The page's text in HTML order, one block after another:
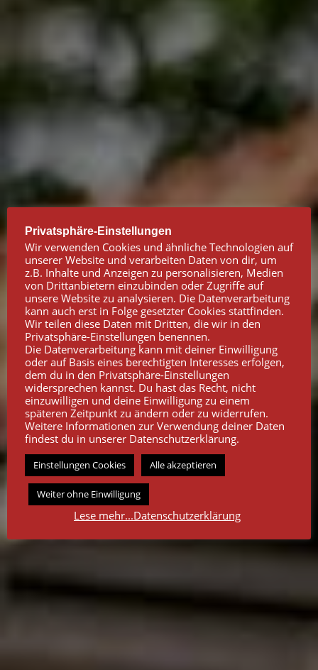
2026 GARTENGESTALTUNG /
GARTENSERVICE
Termin unter Tel. 0170-4876582
Gartenservice, Pflastern und
Hausmeisterservice
Für Privat, Unternehmen und
Wohnungsgenossenschaften
Privatsphäre-Einstellungen
Wir verwenden Cookies und ähnliche Technologien auf
unserer Website und verarbeiten Daten von dir, um
z.B. Inhalte und Anzeigen zu personalisieren, Medien
von Drittanbietern einzubinden oder Zugriffe auf
unsere Website zu analysieren. Die Datenverarbeitung
kann auch erst in Folge gesetzter Cookies stattfinden.
Wir teilen diese Daten mit Dritten, die wir in den
Privatsphäre-Einstellungen benennen.
Die Datenverarbeitung kann mit deiner Einwilligung
oder auf Basis eines berechtigten Interesses erfolgen,
dem du in den Privatsphäre-Einstellungen
widersprechen kannst. Du hast das Recht, nicht
einzuwilligen und deine Einwilligung zu einem
späteren Zeitpunkt zu ändern oder zu widerrufen.
Weitere Informationen zur Verwendung deiner Daten
findest du in unserer Datenschutzerklärung.
Einstellungen Cookies Alle akzeptieren
Weiter ohne Einwilligung
Lese mehr...Datenschutzerklärung